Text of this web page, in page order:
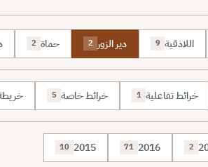
اللاذقية 9 دير الزور 2 حماة 2
خرائط تفاعلية 1 خرائط خاصة 5
2
2016
71
2015
10